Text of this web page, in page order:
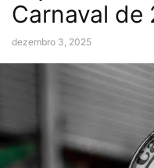
Carnaval de
dezembro 3, 2025